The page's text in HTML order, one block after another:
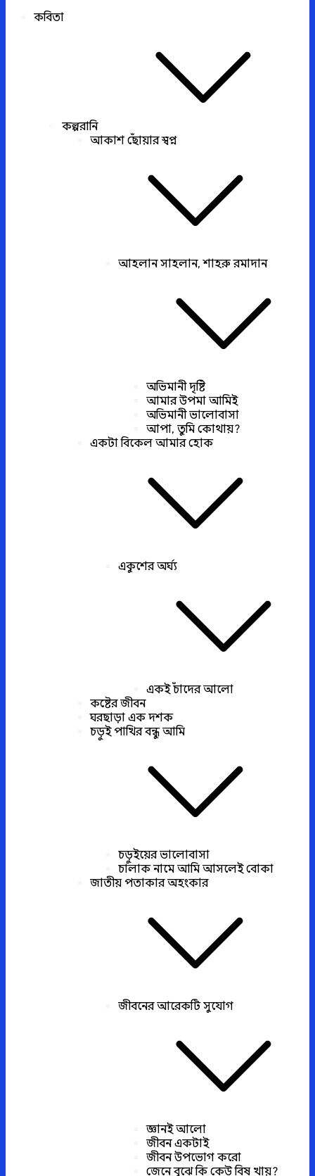
কবিতা
কল্পরানি
আকাশ ছোঁয়ার স্বপ্ন
আহলান সাহলান, শাহরু রমাদান
অভিমানী দৃষ্টি
আমার উপমা আমিই
অভিমানী ভালোবাসা
আপা, তুমি কোথায়?
একটা বিকেল আমার হোক
একুশের অর্ঘ্য
একই চাঁদের আলো
কষ্টের জীবন
ঘরছাড়া এক দশক
চড়ুই পাখির বন্ধু আমি
চড়ুইয়ের ভালোবাসা
চালাক নামে আমি আসলেই বোকা
জাতীয় পতাকার অহংকার
জীবনের আরেকটি সুযোগ
জ্ঞানই আলো
জীবন একটাই
জীবন উপভোগ করো
জেনে বুঝে কি কেউ বিষ খায়?